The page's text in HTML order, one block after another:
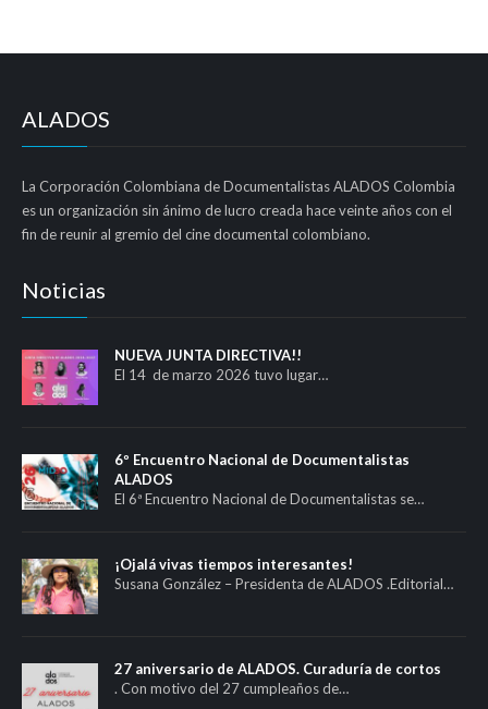
ALADOS
La Corporación Colombiana de Documentalistas ALADOS Colombia
es un organización sin ánimo de lucro creada hace veinte años con el
fin de reunir al gremio del cine documental colombiano.
Noticias
NUEVA JUNTA DIRECTIVA!!
El 14 de marzo 2026 tuvo lugar…
6º Encuentro Nacional de Documentalistas
ALADOS
El 6ª Encuentro Nacional de Documentalistas se…
¡Ojalá vivas tiempos interesantes!
Susana González – Presidenta de ALADOS .Editorial…
27 aniversario de ALADOS. Curaduría de cortos
. Con motivo del 27 cumpleaños de…